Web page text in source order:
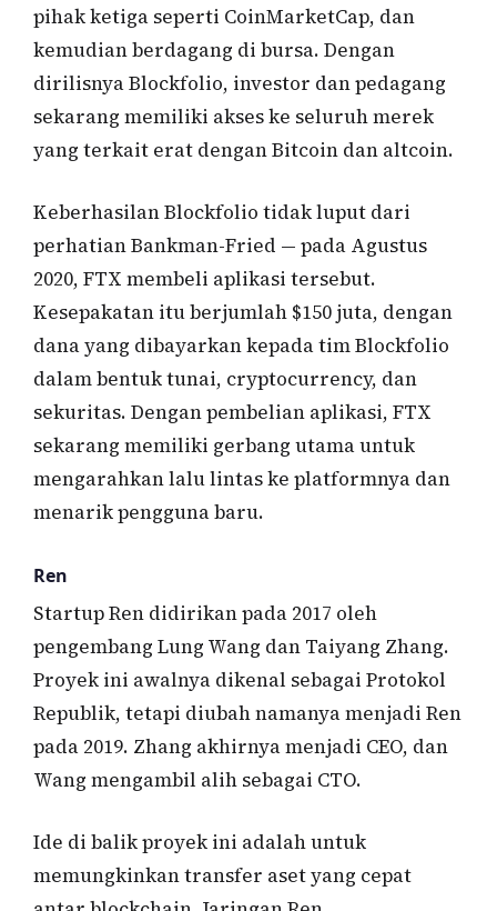
pihak ketiga seperti CoinMarketCap, dan
kemudian berdagang di bursa. Dengan
dirilisnya Blockfolio, investor dan pedagang
sekarang memiliki akses ke seluruh merek
yang terkait erat dengan Bitcoin dan altcoin.
Keberhasilan Blockfolio tidak luput dari
perhatian Bankman-Fried — pada Agustus
2020, FTX membeli aplikasi tersebut.
Kesepakatan itu berjumlah $150 juta, dengan
dana yang dibayarkan kepada tim Blockfolio
dalam bentuk tunai, cryptocurrency, dan
sekuritas. Dengan pembelian aplikasi, FTX
sekarang memiliki gerbang utama untuk
mengarahkan lalu lintas ke platformnya dan
menarik pengguna baru.
Ren
Startup Ren didirikan pada 2017 oleh
pengembang Lung Wang dan Taiyang Zhang.
Proyek ini awalnya dikenal sebagai Protokol
Republik, tetapi diubah namanya menjadi Ren
pada 2019. Zhang akhirnya menjadi CEO, dan
Wang mengambil alih sebagai CTO.
Ide di balik proyek ini adalah untuk
memungkinkan transfer aset yang cepat